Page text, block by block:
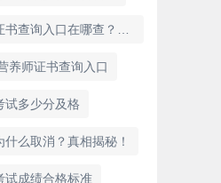
养师证书查询入口
试多少分及格
么取消？真相揭秘！
试成绩合格标准